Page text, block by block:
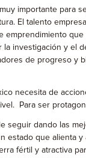
importante para
El talento
emprendimiento que
la investigación y el
de progreso y
necesita de
Para ser
seguir dando las
estado que alienta y
fértil y atractiva